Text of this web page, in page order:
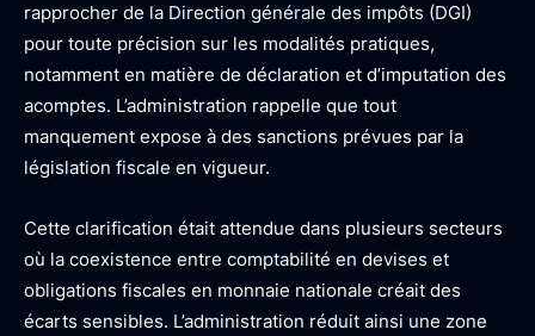
rapprocher de la Direction générale des impôts (DGI)
pour toute précision sur les modalités pratiques,
notamment en matière de déclaration et d’imputation des
acomptes. L’administration rappelle que tout
manquement expose à des sanctions prévues par la
législation fiscale en vigueur.
Cette clarification était attendue dans plusieurs secteurs
où la coexistence entre comptabilité en devises et
obligations fiscales en monnaie nationale créait des
écarts sensibles. L’administration réduit ainsi une zone